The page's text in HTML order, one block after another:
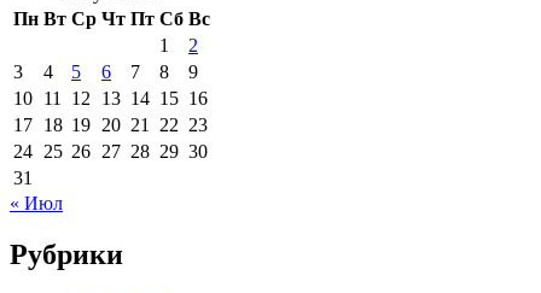
Пн Вт Ср Чт Пт Сб Вс
1
2
3
4 5 6 7 8
9
10 11 12 13 14 15 16
17 18 19 20 21 22 23
24 25 26 27 28 29 30
31
« Июл
Рубрики